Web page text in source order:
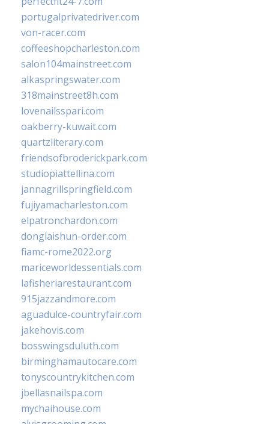
portugalprivatedriver.com
von-racer.com
coffeeshopcharleston.com
salon104mainstreet.com
alkaspringswater.com
318mainstreet8h.com
lovenailsspari.com
oakberry-kuwait.com
quartzliterary.com
friendsofbroderickpark.com
studiopiattellina.com
jannagrillspringfield.com
fujiyamacharleston.com
elpatronchardon.com
donglaishun-order.com
fiamc-rome2022.org
mariceworldessentials.com
lafisheriarestaurant.com
915jazzandmore.com
aguadulce-countryfair.com
jakehovis.com
bosswingsduluth.com
birminghamautocare.com
tonyscountrykitchen.com
jbellasnailspa.com
mychaihouse.com